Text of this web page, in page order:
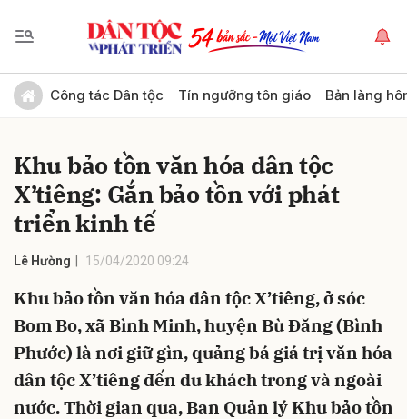
Công tác Dân tộc Tín ngưỡng tôn giáo Bản làng
Khu bảo tồn văn hóa dân tộc
X’tiêng: Gắn bảo tồn với phát
triển kinh tế
Lê Hường 15/04/2020 09:24
Khu bảo tồn văn hóa dân tộc X’tiêng, ở sóc
Bom Bo, xã Bình Minh, huyện Bù Đăng (Bình
Phước) là nơi giữ gìn, quảng bá giá trị văn hóa
dân tộc X’tiêng đến du khách trong và ngoài
nước. Thời gian qua, Ban Quản lý Khu bảo tồn
Gửi bình luận